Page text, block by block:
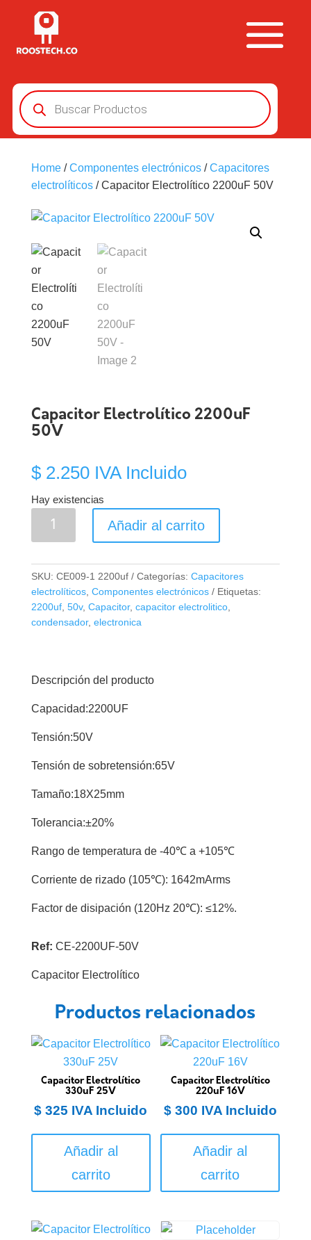
Búsqueda
de
productos
Home/Componentes electrónicos/Capacitores
electrolíticos/ Capacitor Electrolítico 2200uF 50V
Capacitor Electrolítico 2200uF
50V
$2.250 IVA Incluido
Hay existencias
Capacitor
50V
cantidad
Añadir al carrito
SKU: CE009-1 2200uf Categorías: Capacitores
electrolíticos, Componentes electrónicos
Etiquetas:
2200uf, 50v, Capacitor, capacitor electrolitico,
condensador, electronica
Descripción del producto
Capacidad:2200UF
Tensión:50V
Tensión de sobretensión:65V
Tamaño:18X25mm
Tolerancia:±20%
Rango de temperatura de -40℃ a +105℃
Corriente de rizado (105℃): 1642mArms
Factor de disipación (120Hz 20℃): ≤12%.
Ref: CE-2200UF-50V
Capacitor Electrolítico
Productos relacionados
Capacitor Electrolítico
330uF 25V
$ 325 IVA Incluido
Añadir al
carrito
Capacitor Electrolítico
220uF 16V
$300 IVA Incluido
Añadir al
carrito